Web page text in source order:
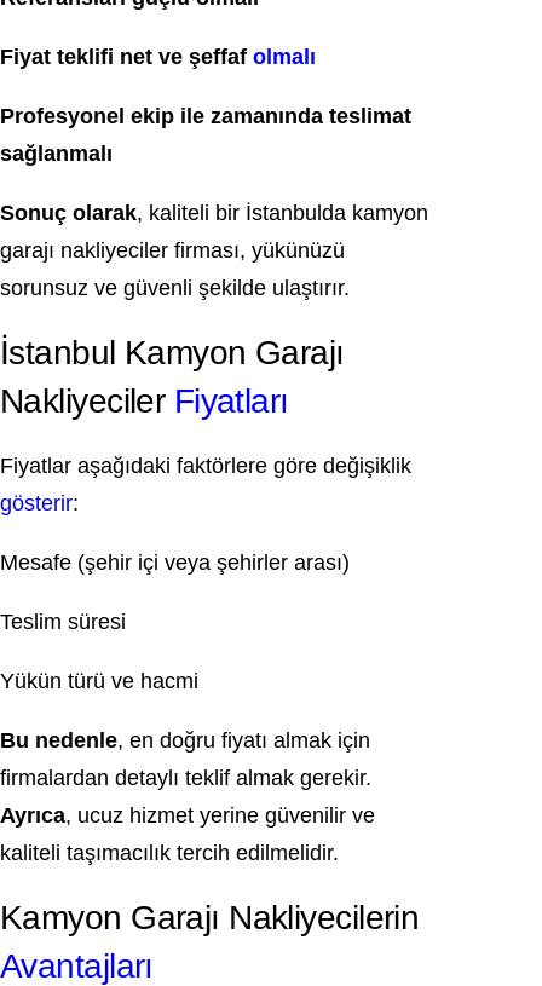
Fiyat teklifi net ve şeffaf olmalı
Profesyonel ekip ile zamanında teslimat
sağlanmalı
Sonuç olarak, kaliteli bir İstanbulda kamyon
garajı nakliyeciler firması, yükünüzü
sorunsuz ve güvenli şekilde ulaştırır.
İstanbul Kamyon Garajı
Nakliyeciler Fiyatları
Fiyatlar aşağıdaki faktörlere göre değişiklik
gösterir:
Mesafe (şehir içi veya şehirler arası)
Teslim süresi
Yükün türü ve hacmi
Bu nedenle, en doğru fiyatı almak için
firmalardan detaylı teklif almak gerekir.
Ayrıca, ucuz hizmet yerine güvenilir ve
kaliteli taşımacılık tercih edilmelidir.
Kamyon Garajı Nakliyecilerin
Avantajları